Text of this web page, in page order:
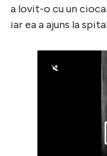
a lovit-o cu un
iar ea a ajuns la